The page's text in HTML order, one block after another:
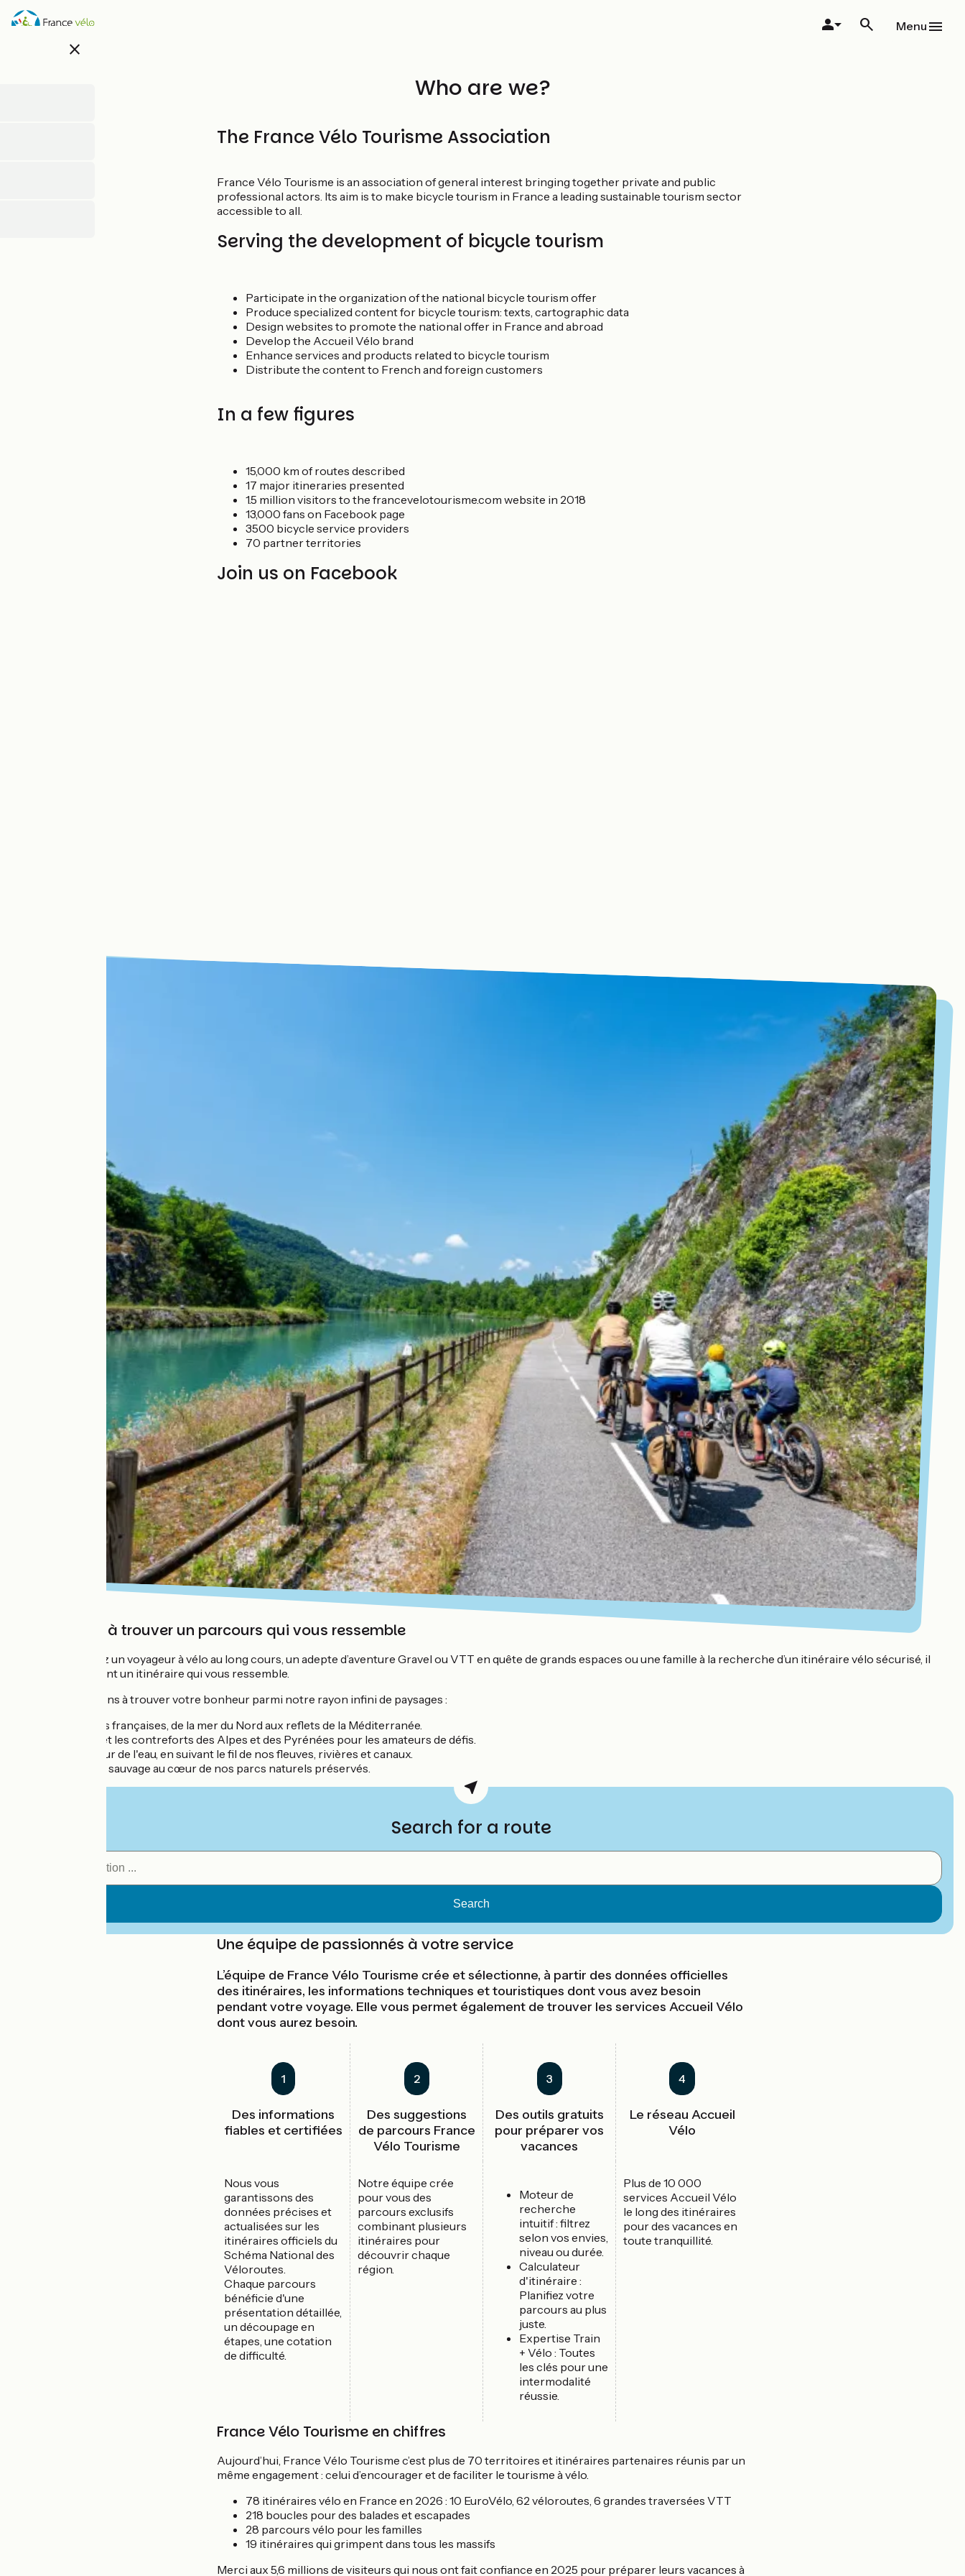
Skip
close
Menu
Who are we?
The France Vélo Tourisme Association
France Vélo Tourisme is an association of general interest bringing together private and public
professional actors. Its aim is to make bicycle tourism in France a leading sustainable tourism sector
accessible to all.
Serving the development of bicycle tourism
Participate in the organization of the national bicycle tourism offer
Produce specialized content for bicycle tourism: texts, cartographic data
Design websites to promote the national offer in France and abroad
Develop the Accueil Vélo brand
Enhance services and products related to bicycle tourism
Distribute the content to French and foreign customers
In a few figures
15,000 km of routes described
17 major itineraries presented
1.5 million visitors to the francevelotourisme.com website in 2018
13,000 fans on Facebook page
3500 bicycle service providers
70 partner territories
Join us on Facebook
Vous aider à trouver un parcours qui vous ressemble
Que vous soyez un voyageur à vélo au long cours, un adepte d’aventure Gravel ou VTT en quête de grands espaces ou une famille à la recherche d’un itinéraire vélo sécurisé, il
existe forcément un itinéraire qui vous ressemble.
Nous vous aidons à trouver votre bonheur parmi notre rayon infini de paysages :
Nos côtes françaises, de la mer du Nord aux reflets de la Méditerranée.
Les cols et les contreforts des Alpes et des Pyrénées pour les amateurs de défis.
La douceur de l'eau, en suivant le fil de nos fleuves, rivières et canaux.
La nature sauvage au cœur de nos parcs naturels préservés.
Search for a route
Une équipe de passionnés à votre service
L’équipe de France Vélo Tourisme crée et sélectionne, à partir des données officielles
des itinéraires, les informations techniques et touristiques dont vous avez besoin
pendant votre voyage. Elle vous permet également de trouver les services Accueil Vélo
dont vous aurez besoin.
1
Des informations
fiables et certifiées
2
Des suggestions
de parcours France
Vélo Tourisme
3
Des outils gratuits
pour préparer vos
vacances
4
Le réseau Accueil
Vélo
Nous vous
garantissons des
données précises et
actualisées sur les
itinéraires officiels du
Schéma National des
Véloroutes.
Chaque parcours
bénéficie d'une
présentation détaillée,
un découpage en
étapes, une cotation
de difficulté.
Notre équipe crée
pour vous des
parcours exclusifs
combinant plusieurs
itinéraires pour
découvrir chaque
région.
Moteur de
recherche
intuitif : filtrez
selon vos envies,
niveau ou durée.
Calculateur
d'itinéraire :
Planifiez votre
parcours au plus
juste.
Expertise Train
+ Vélo : Toutes
les clés pour une
intermodalité
réussie.
Plus de 10 000
services Accueil Vélo
le long des itinéraires
pour des vacances en
toute tranquillité.
France Vélo Tourisme en chiffres
Aujourd’hui, France Vélo Tourisme c’est plus de 70 territoires et itinéraires partenaires réunis par un
même engagement : celui d’encourager et de faciliter le tourisme à vélo.
78 itinéraires vélo en France en 2026 : 10 EuroVélo, 62 véloroutes, 6 grandes traversées VTT
218 boucles pour des balades et escapades
28 parcours vélo pour les familles
19 itinéraires qui grimpent dans tous les massifs
Merci aux 5,6 millions de visiteurs qui nous ont fait confiance en 2025 pour préparer leurs vacances à